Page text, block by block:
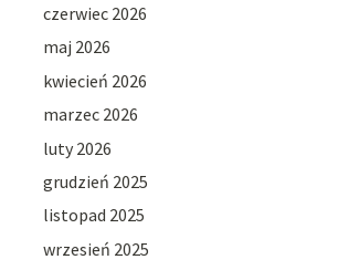
czerwiec 2026
maj 2026
kwiecień 2026
marzec 2026
luty 2026
grudzień 2025
listopad 2025
wrzesień 2025